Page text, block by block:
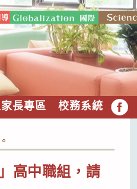
長專區 校務系統 FB
高中職組，請